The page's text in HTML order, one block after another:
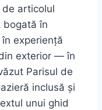
articolul
bogată în
experiență
exterior — în
Parisul de
inclusă și
unui ghid